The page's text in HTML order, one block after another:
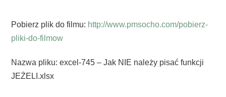
Pobierz plik do filmu: http://www.pmsocho.com/pobierz-
pliki-do-filmow
Nazwa pliku: excel-745 – Jak NIE należy pisać funkcji
JEŻELI.xlsx